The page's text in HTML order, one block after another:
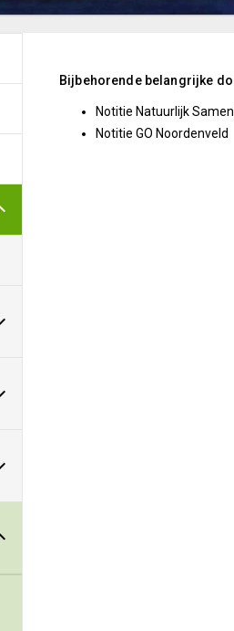
Bijbehorende belangrijke
Notitie Natuurlijk
Notitie GO Noordenveld